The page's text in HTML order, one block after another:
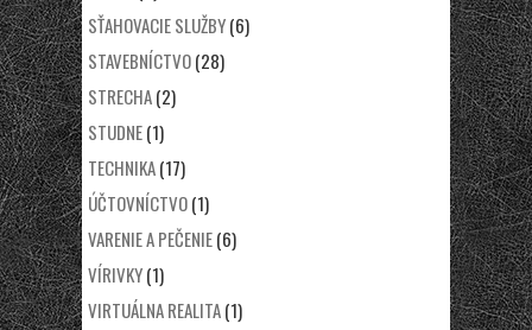
SŤAHOVACIE SLUŽBY(6)
STAVEBNÍCTVO(28)
STRECHA(2)
STUDNE(1)
TECHNIKA(17)
ÚČTOVNÍCTVO(1)
VARENIE A PEČENIE(6)
VÍRIVKY(1)
VIRTUÁLNA REALITA(1)